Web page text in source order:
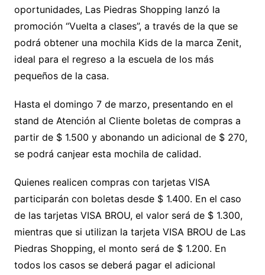
oportunidades, Las Piedras Shopping lanzó la
promoción “Vuelta a clases”, a través de la que se
podrá obtener una mochila Kids de la marca Zenit,
ideal para el regreso a la escuela de los más
pequeños de la casa.
Hasta el domingo 7 de marzo, presentando en el
stand de Atención al Cliente boletas de compras a
partir de $ 1.500 y abonando un adicional de $ 270,
se podrá canjear esta mochila de calidad.
Quienes realicen compras con tarjetas VISA
participarán con boletas desde $ 1.400. En el caso
de las tarjetas VISA BROU, el valor será de $ 1.300,
mientras que si utilizan la tarjeta VISA BROU de Las
Piedras Shopping, el monto será de $ 1.200. En
todos los casos se deberá pagar el adicional